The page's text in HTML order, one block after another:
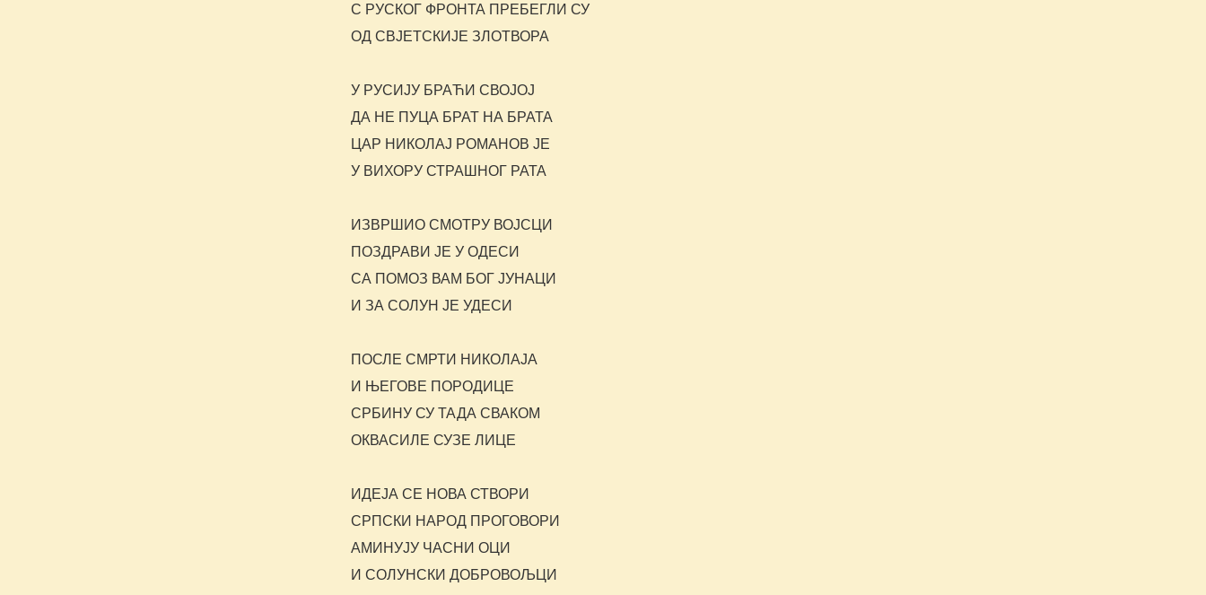
С РУСКОГ ФРОНТА ПРЕБЕГЛИ СУ
ОД СВЈЕТСКИЈЕ ЗЛОТВОРА
У РУСИЈУ БРАЋИ СВОЈОЈ
ДА НЕ ПУЦА БРАТ НА БРАТА
ЦАР НИКОЛАЈ РОМАНОВ ЈЕ
У ВИХОРУ СТРАШНОГ РАТА
ИЗВРШИО СМОТРУ ВОЈСЦИ
ПОЗДРАВИ ЈЕ У ОДЕСИ
СА ПОМОЗ ВАМ БОГ ЈУНАЦИ
И ЗА СОЛУН ЈЕ УДЕСИ
ПОСЛЕ СМРТИ НИКОЛАЈА
И ЊЕГОВЕ ПОРОДИЦЕ
СРБИНУ СУ ТАДА СВАКОМ
ОКВАСИЛЕ СУЗЕ ЛИЦЕ
ИДЕЈА СЕ НОВА СТВОРИ
СРПСКИ НАРОД ПРОГОВОРИ
АМИНУЈУ ЧАСНИ ОЦИ
И СОЛУНСКИ ДОБРОВОЉЦИ